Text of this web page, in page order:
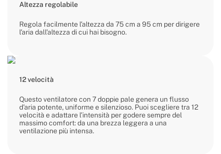
Altezza regolabile
Regola facilmente l’altezza da 75 cm a 95 cm per dirigere
l’aria dall’altezza di cui hai bisogno.
12 velocità
Questo ventilatore con 7 doppie pale genera un flusso
d’aria potente, uniforme e silenzioso. Puoi scegliere tra 12
velocità e adattare l’intensità per godere sempre del
massimo comfort: da una brezza leggera a una
ventilazione più intensa.